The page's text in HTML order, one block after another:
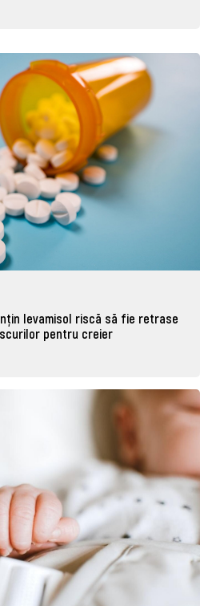
levamisol riscă să fie retrase
pentru creier